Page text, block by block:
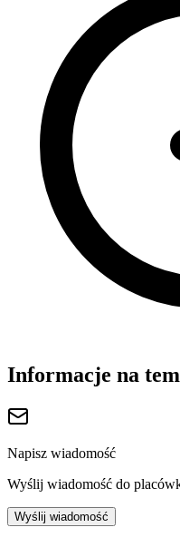
Informacje na
Napisz wiadomość
Wyślij wiadomość do
Wyślij wiadomość